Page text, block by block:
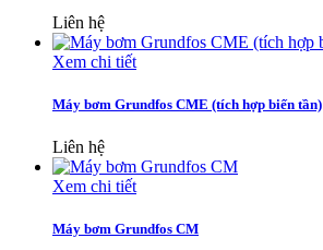
Liên hệ
Xem chi tiết
Máy bơm Grundfos CME (tích hợp biến tần)
Liên hệ
Xem chi tiết
Máy bơm Grundfos CM